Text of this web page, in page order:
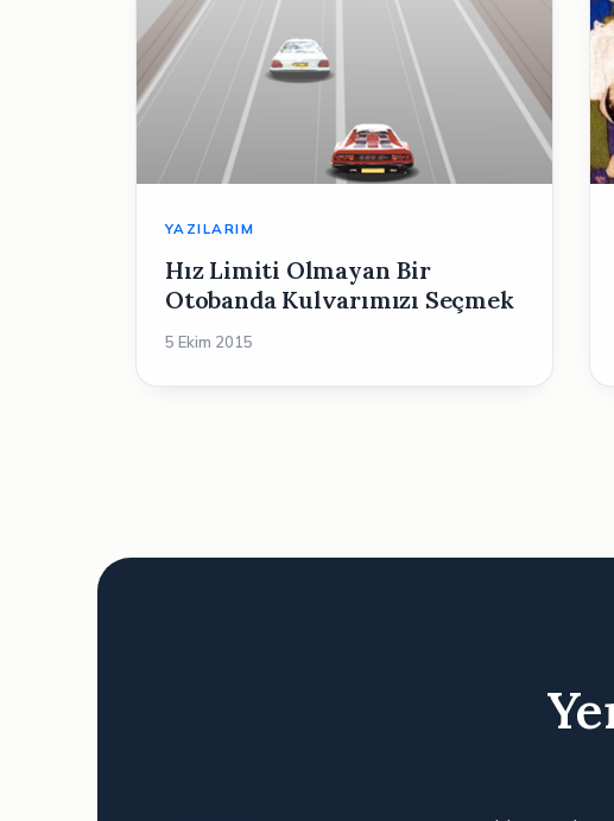
YAZILARIM
Hız Limiti Olmayan Bir
Otobanda Kulvarımızı Seçmek
5 Ekim 2015